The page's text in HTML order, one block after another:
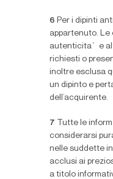
6 Per i dipinti
appartenuto. Le
autenticita` e
richiesti o
inoltre esclusa
un dipinto e
dell’acquirente.
7
Tutte le
considerarsi
nelle suddette
acclusi ai
a titolo